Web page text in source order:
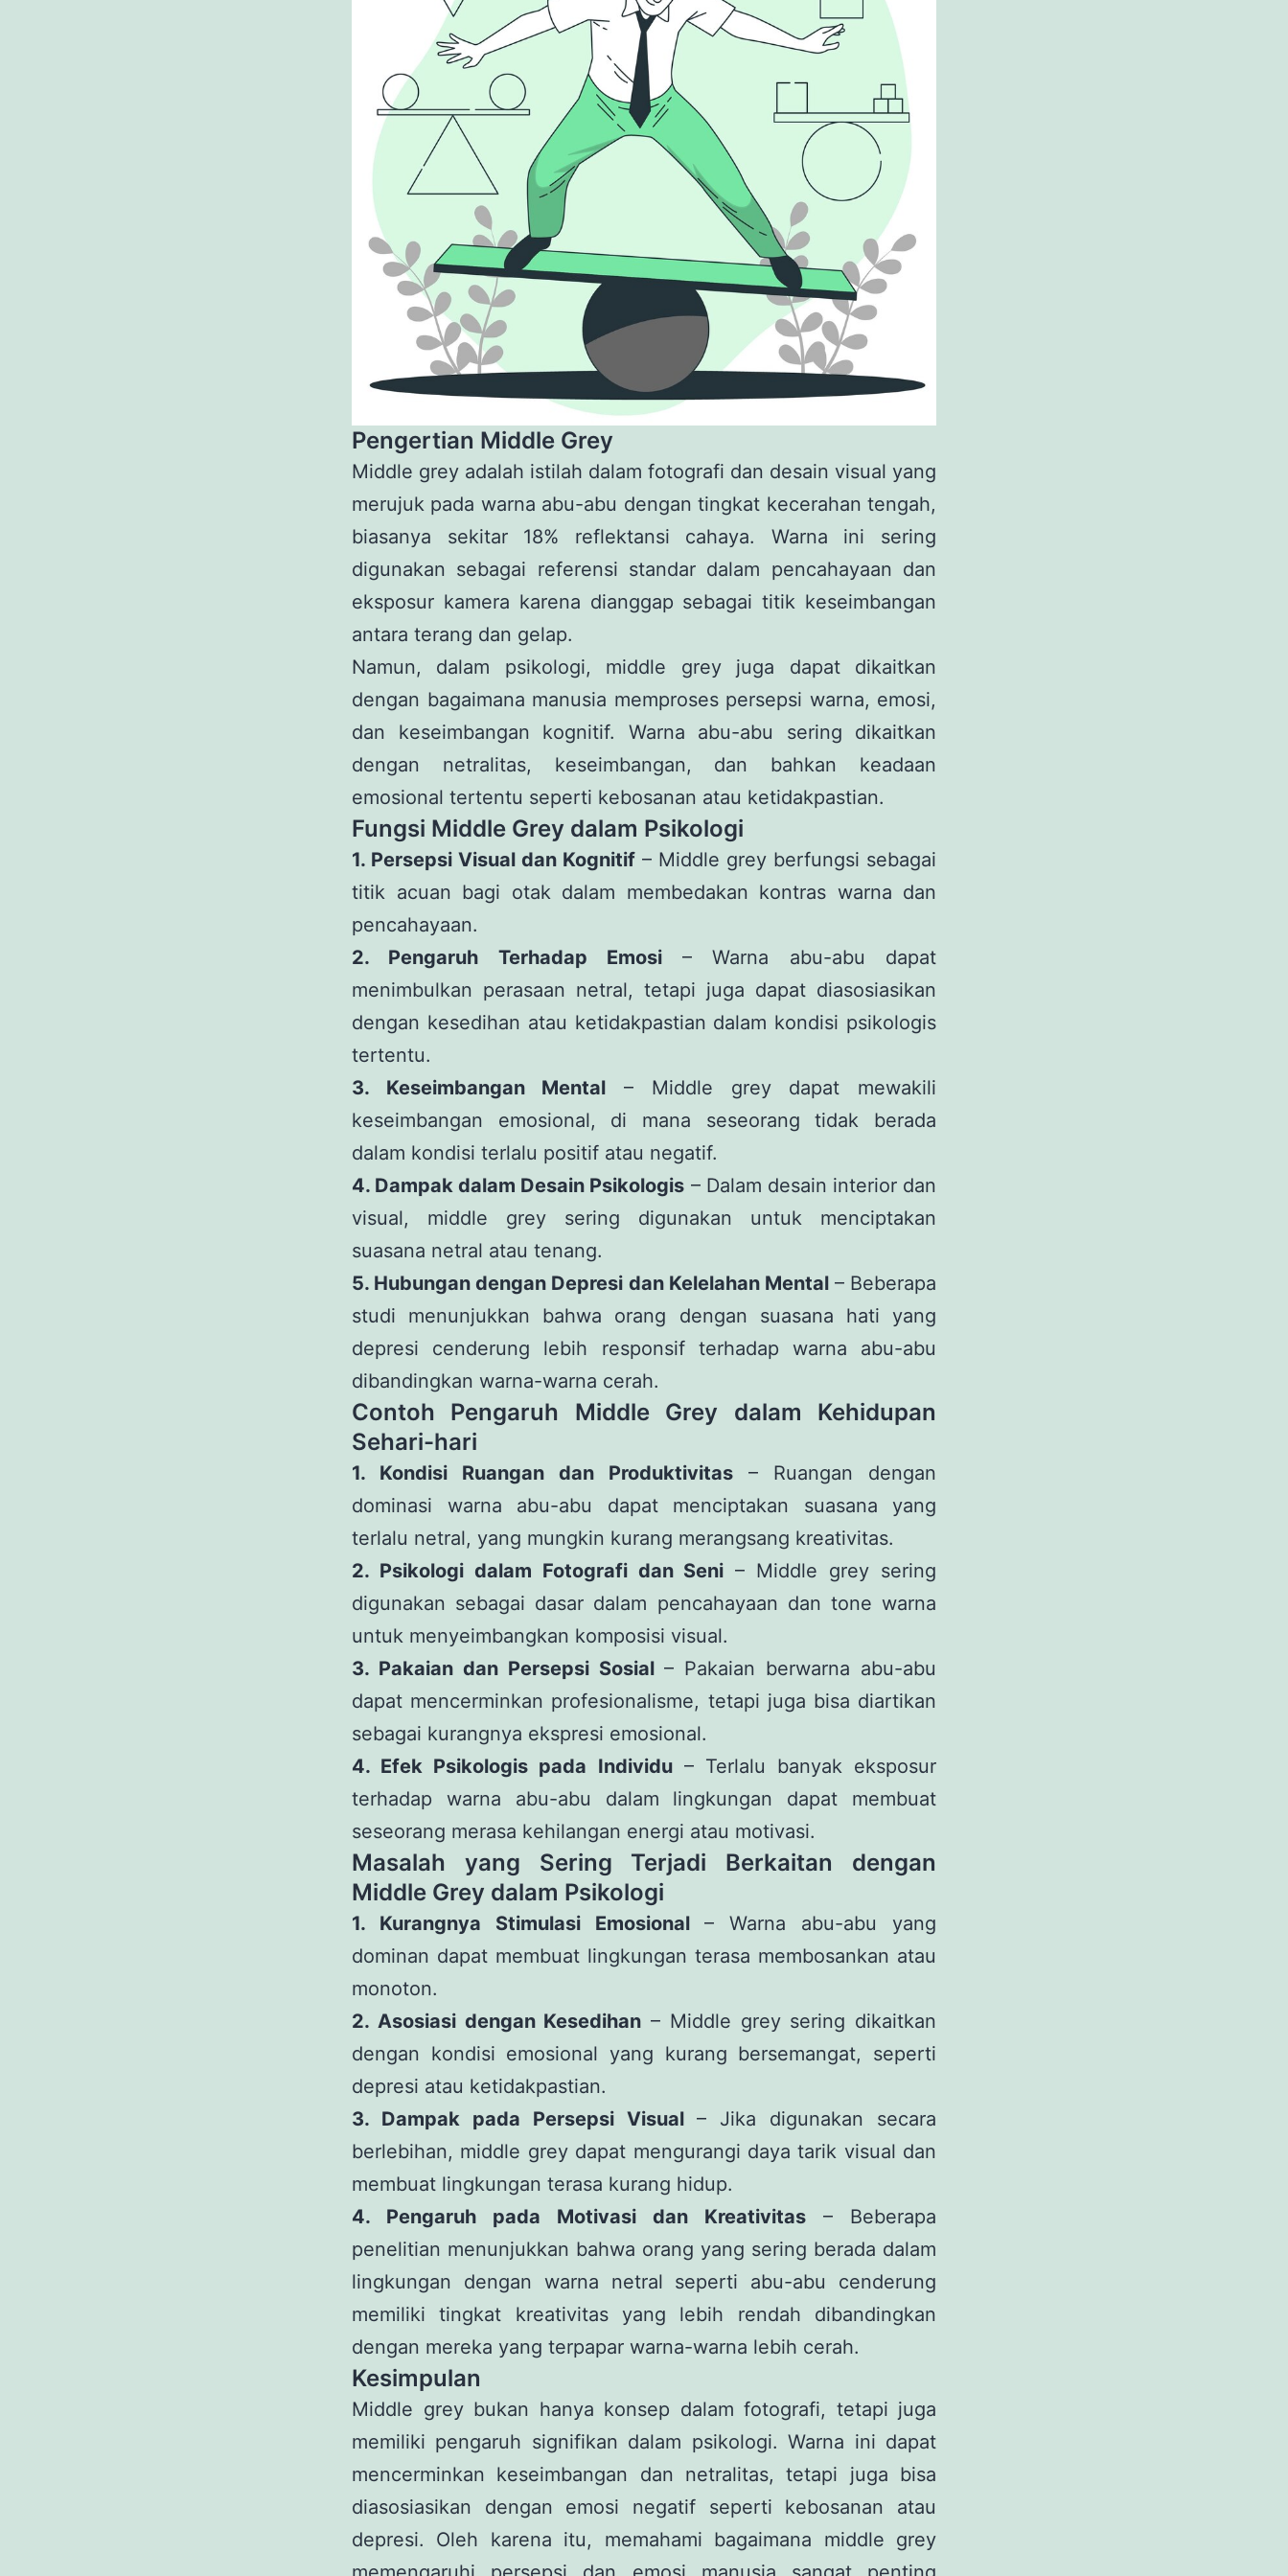
Pengertian Middle Grey
Middle grey adalah istilah dalam fotografi dan desain visual yang
merujuk pada warna abu-abu dengan tingkat kecerahan tengah,
biasanya sekitar 18% reflektansi cahaya. Warna ini sering
digunakan sebagai referensi standar dalam pencahayaan dan
eksposur kamera karena dianggap sebagai titik keseimbangan
antara terang dan gelap.
Namun, dalam psikologi, middle grey juga dapat dikaitkan
dengan bagaimana manusia memproses persepsi warna, emosi,
dan keseimbangan kognitif. Warna abu-abu sering dikaitkan
dengan netralitas, keseimbangan, dan bahkan keadaan
emosional tertentu seperti kebosanan atau ketidakpastian.
Fungsi Middle Grey dalam Psikologi
1. Persepsi Visual dan Kognitif – Middle grey berfungsi sebagai
titik acuan bagi otak dalam membedakan kontras warna dan
pencahayaan.
2. Pengaruh Terhadap Emosi– Warna abu-abu dapat
menimbulkan perasaan netral, tetapi juga dapat diasosiasikan
dengan kesedihan atau ketidakpastian dalam kondisi psikologis
tertentu.
3. Keseimbangan Mental – Middle grey dapat mewakili
keseimbangan emosional, di mana seseorang tidak berada
dalam kondisi terlalu positif atau negatif.
4. Dampak dalam Desain Psikologis – Dalam desain interior dan
visual, middle grey sering digunakan untuk menciptakan
suasana netral atau tenang.
5. Hubungan dengan Depresi dan Kelelahan Mental– Beberapa
studi menunjukkan bahwa orang dengan suasana hati yang
depresi cenderung lebih responsif terhadap warna abu-abu
dibandingkan warna-warna cerah.
Contoh Pengaruh Middle Grey dalam Kehidupan
Sehari-hari
1. Kondisi Ruangan dan Produktivitas – Ruangan dengan
dominasi warna abu-abu dapat menciptakan suasana yang
terlalu netral, yang mungkin kurang merangsang kreativitas.
2. Psikologi dalam Fotografi dan Seni – Middle grey sering
digunakan sebagai dasar dalam pencahayaan dan tone warna
untuk menyeimbangkan komposisi visual.
3. Pakaian dan Persepsi Sosial– Pakaian berwarna abu-abu
dapat mencerminkan profesionalisme, tetapi juga bisa diartikan
sebagai kurangnya ekspresi emosional.
4. Efek Psikologis pada Individu– Terlalu banyak eksposur
terhadap warna abu-abu dalam lingkungan dapat membuat
seseorang merasa kehilangan energi atau motivasi.
Masalah yang Sering Terjadi Berkaitan dengan
Middle Grey dalam Psikologi
1. Kurangnya Stimulasi Emosional– Warna abu-abu yang
dominan dapat membuat lingkungan terasa membosankan atau
monoton.
2. Asosiasi dengan Kesedihan – Middle grey sering dikaitkan
dengan kondisi emosional yang kurang bersemangat, seperti
depresi atau ketidakpastian.
3. Dampak pada Persepsi Visual– Jika digunakan secara
berlebihan, middle grey dapat mengurangi daya tarik visual dan
membuat lingkungan terasa kurang hidup.
4. Pengaruh pada Motivasi dan Kreativitas – Beberapa
penelitian menunjukkan bahwa orang yang sering berada dalam
lingkungan dengan warna netral seperti abu-abu cenderung
memiliki tingkat kreativitas yang lebih rendah dibandingkan
dengan mereka yang terpapar warna-warna lebih cerah.
Kesimpulan
Middle grey bukan hanya konsep dalam fotografi, tetapi juga
memiliki pengaruh signifikan dalam psikologi. Warna ini dapat
mencerminkan keseimbangan dan netralitas, tetapi juga bisa
diasosiasikan dengan emosi negatif seperti kebosanan atau
depresi. Oleh karena itu, memahami bagaimana middle grey